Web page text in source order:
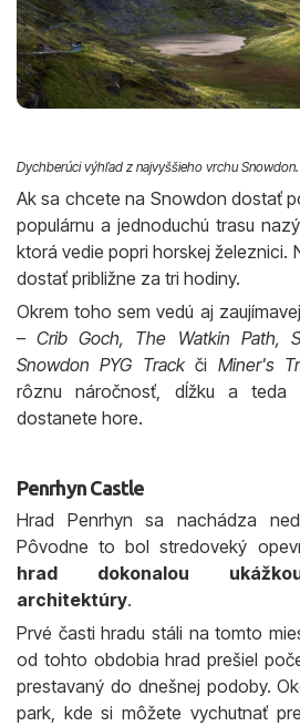
Dychberúci výhľad z najvyššieho vrchu
Ak sa chcete na Snowdon dostať
populárnu a jednoduchú trasu
ktorá vedie popri horskej železnici.
dostať približne za tri hodiny.
Okrem toho sem vedú aj
–Crib Goch, The Watkin Path,
Snowdon PYG Trackči Miner's
rôznu náročnosť, dĺžku a
dostanete hore.
Penrhyn Castle
Hrad Penrhyn sa nachádza
Pôvodne to bol stredoveký
hrad dokonalou
architektúry.
Prvé časti hradu stáli na tomto
od tohto obdobia hrad prešiel
prestavaný do dnešnej podoby.
park, kde si môžete vychutnať